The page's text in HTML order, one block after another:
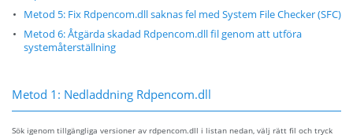
Metod 5: Fix Rdpencom.dll saknas fel med System File Checker (SFC)
Metod 6: Åtgärda skadad Rdpencom.dll fil genom att utföra
systemåterställning
Metod 1: Nedladdning Rdpencom.dll
Sök igenom tillgängliga versioner av rdpencom.dll i listan nedan, välj rätt fil och tryck